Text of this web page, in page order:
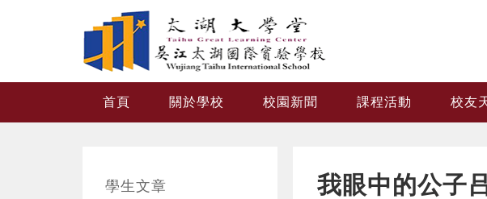
首頁 關於學校 校園新聞 課程活動 校友
學生文章 我眼中的公子